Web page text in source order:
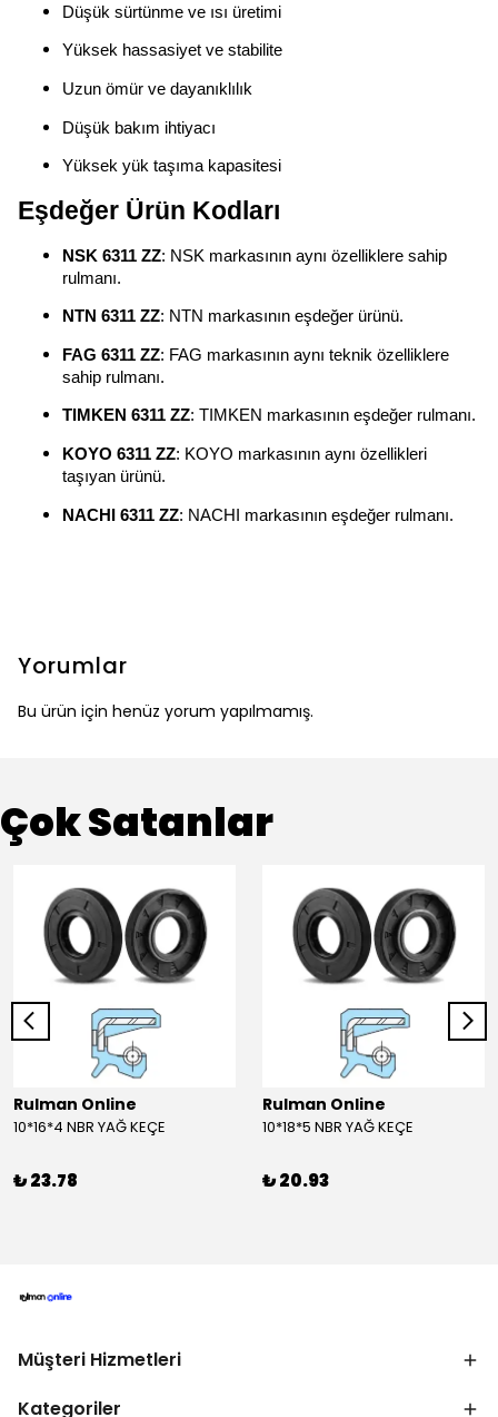
Düşük sürtünme ve ısı üretimi
Yüksek hassasiyet ve stabilite
Uzun ömür ve dayanıklılık
Düşük bakım ihtiyacı
Yüksek yük taşıma kapasitesi
Eşdeğer Ürün Kodları
NSK 6311 ZZ: NSK markasının aynı özelliklere sahip
rulmanı.
NTN 6311 ZZ: NTN markasının eşdeğer ürünü.
FAG 6311 ZZ: FAG markasının aynı teknik özelliklere
sahip rulmanı.
TIMKEN 6311 ZZ: TIMKEN markasının eşdeğer rulmanı.
KOYO 6311 ZZ: KOYO markasının aynı özellikleri
taşıyan ürünü.
NACHI 6311 ZZ: NACHI markasının eşdeğer rulmanı.
Yorumlar
Bu ürün için henüz yorum yapılmamış.
Çok Satanlar
Rulman Online
10*16*4 NBR YAĞ KEÇE
₺ 23.78
Rulman Online
10*18*5 NBR YAĞ KEÇE
₺ 20.93
Müşteri Hizmetleri
Kategoriler